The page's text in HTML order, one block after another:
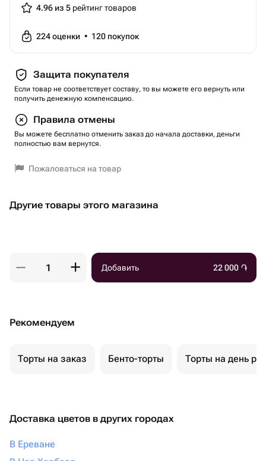
4.96 из 5 рейтинг товаров
224оценки • 120 покупок
Защита покупателя
Если товар не соответствует составу, то вы можете его вернуть или
получить денежную компенсацию.
Правила отмены
Вы можете бесплатно отменить заказ до начала доставки, деньги
полностью вам вернутся.
Пожаловаться на товар
Другие товары этого магазина
Добавить 22 000 ֏
Рекомендуем
Торты на заказ Бенто-торты Торты на день
Доставка цветов в других городах
В Ереване